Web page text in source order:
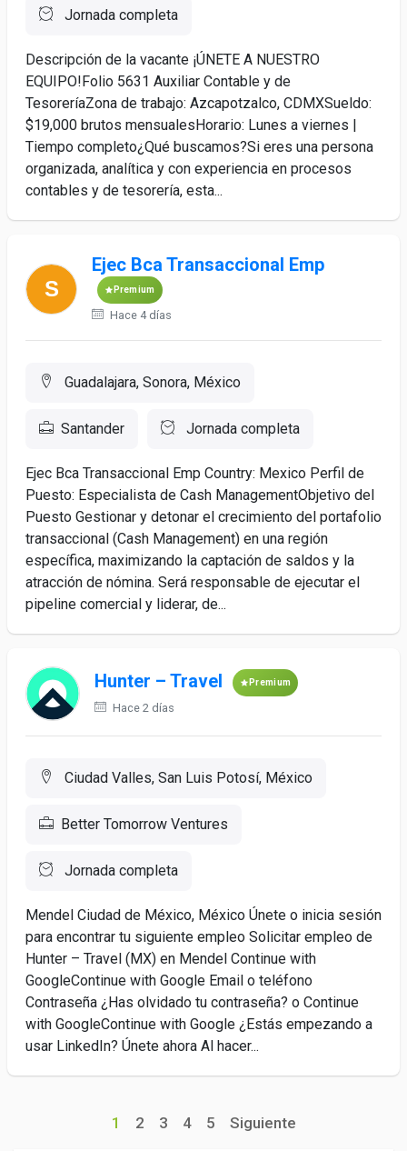
Jornada completa
Descripción de la vacante ¡ÚNETE A NUESTRO
EQUIPO!Folio 5631 Auxiliar Contable y de
TesoreríaZona de trabajo: Azcapotzalco, CDMXSueldo:
$19,000 brutos mensualesHorario: Lunes a viernes |
Tiempo completo¿Qué buscamos?Si eres una persona
organizada, analítica y con experiencia en procesos
contables y de tesorería, esta...
Ejec Bca Transaccional Emp
Premium
Hace 4 días
Guadalajara, Sonora, México
Santander Jornada completa
Ejec Bca Transaccional Emp Country: Mexico Perfil de
Puesto: Especialista de Cash Management ​Objetivo del
Puesto Gestionar y detonar el crecimiento del portafolio
transaccional (Cash Management) en una región
específica, maximizando la captación de saldos y la
atracción de nómina. Será responsable de ejecutar el
pipeline comercial y liderar, de...
Hunter – Travel Premium
Hace 2 días
Ciudad Valles, San Luis Potosí, México
Better Tomorrow Ventures
Jornada completa
Mendel Ciudad de México, México Únete o inicia sesión
para encontrar tu siguiente empleo Solicitar empleo de
Hunter – Travel (MX) en Mendel Continue with
GoogleContinue with Google Email o teléfono
Contraseña ¿Has olvidado tu contraseña? o Continue
with GoogleContinue with Google ¿Estás empezando a
usar LinkedIn? Únete ahora Al hacer...
1 2 3 4 5 Siguiente